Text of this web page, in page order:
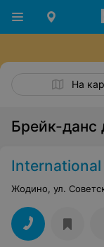
На
Брейк-данс
Жодино, ул.